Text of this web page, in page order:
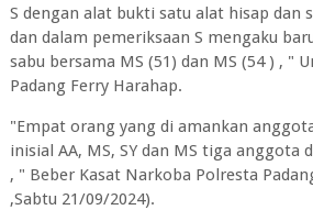
S dengan alat bukti satu alat hisap dan
dan dalam pemeriksaan S mengaku
sabu bersama MS (51) dan MS (54 ) , "
Padang Ferry Harahap.
"Empat orang yang di amankan
inisial AA, MS, SY dan MS tiga anggota
, " Beber Kasat Narkoba Polresta
,Sabtu 21/09/2024).